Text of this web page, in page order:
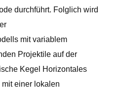
durchführt. Folglich wird
mit variablem
Projektile auf der
Kegel Horizontales
einer lokalen